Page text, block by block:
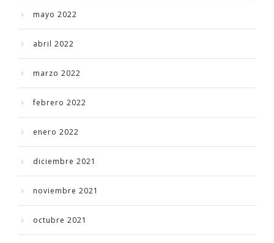
mayo 2022
abril 2022
marzo 2022
febrero 2022
enero 2022
diciembre 2021
noviembre 2021
octubre 2021